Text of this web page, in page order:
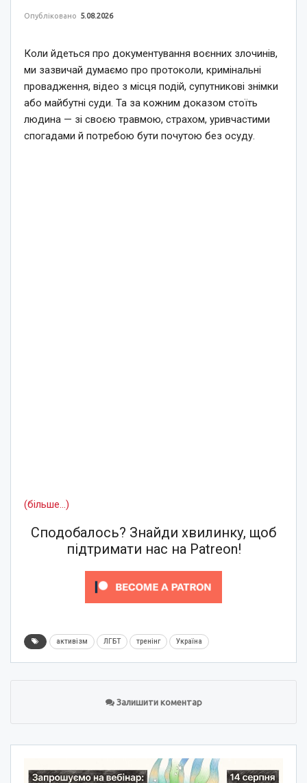
Опубліковано 5.08.2026
Коли йдеться про документування воєнних злочинів,
ми зазвичай думаємо про протоколи, кримінальні
провадження, відео з місця подій, супутникові знімки
або майбутні суди. Та за кожним доказом стоїть
людина — зі своєю травмою, страхом, уривчастими
спогадами й потребою бути почутою без осуду.
(більше…)
Сподобалось? Знайди хвилинку, щоб
підтримати нас на Patreon!
активізм ЛГБТ тренінг Україна
Залишити коментар